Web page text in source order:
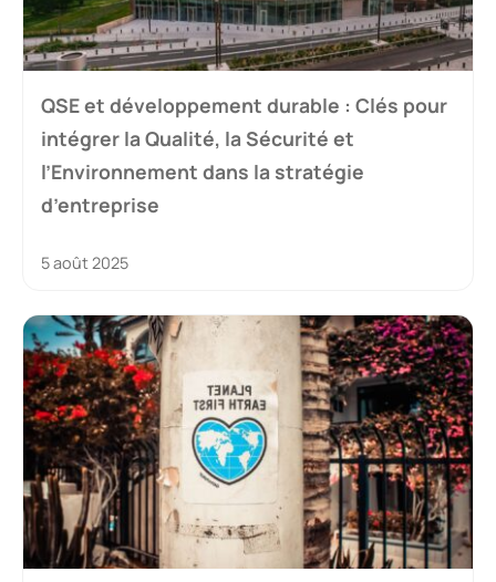
QSE et développement durable : Clés pour
intégrer la Qualité, la Sécurité et
l’Environnement dans la stratégie
d’entreprise
5 août 2025